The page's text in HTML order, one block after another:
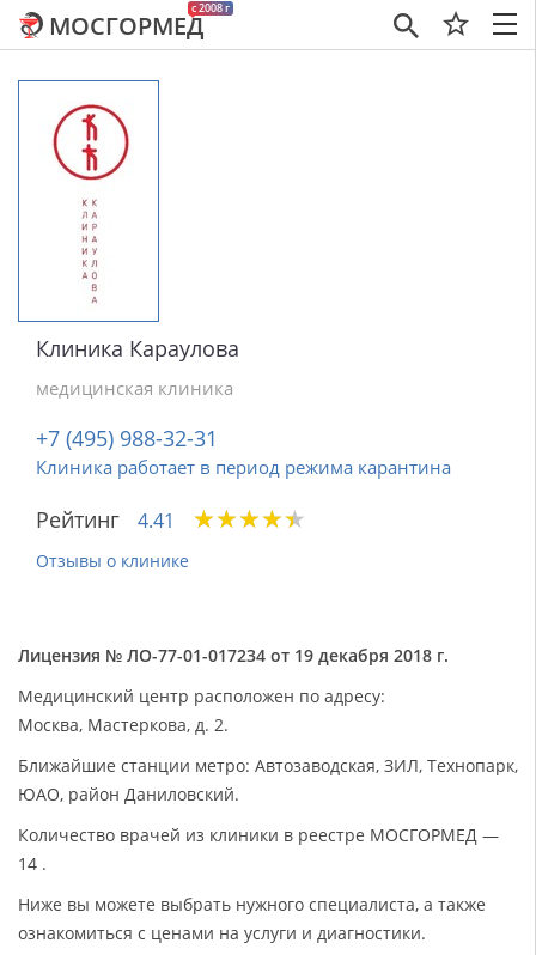
×
c 2008 г
МОСГОРМЕД
Клиника Караулова
медицинская клиника
+7 (495) 988-32-31
Клиника работает в период режима карантина
Рейтинг 4.41 ★★★★★
★★★★★
Отзывы о клинике
Лицензия № ЛО-77-01-017234 от 19 декабря 2018 г.
Медицинский центр расположен по адресу:
Москва, Мастеркова, д. 2.
Ближайшие станции метро: Автозаводская, ЗИЛ, Технопарк,
ЮАО, район Даниловский.
Количество врачей из клиники в реестре МОСГОРМЕД —
14 .
Ниже вы можете выбрать нужного специалиста, а также
ознакомиться с ценами на услуги и диагностики.